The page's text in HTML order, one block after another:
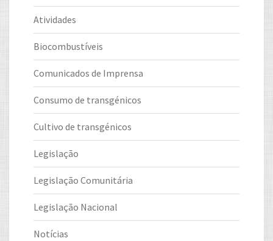
Atividades
Biocombustíveis
Comunicados de Imprensa
Consumo de transgénicos
Cultivo de transgénicos
Legislação
Legislação Comunitária
Legislação Nacional
Notícias